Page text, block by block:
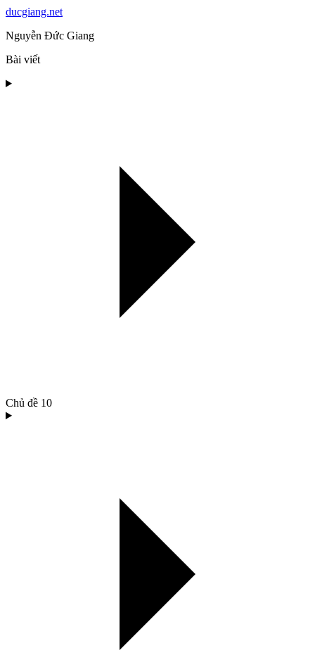
ducgiang.net
Nguyễn Đức Giang
Bài viết
Chủ đề 10